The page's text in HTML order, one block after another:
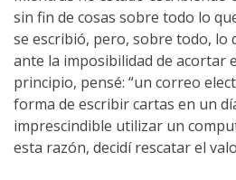
sin fin de cosas sobre todo lo
se escribió, pero, sobre todo, lo
ante la imposibilidad de acortar
principio, pensé: “un correo
forma de escribir cartas en un
imprescindible utilizar un
esta razón, decidí rescatar el